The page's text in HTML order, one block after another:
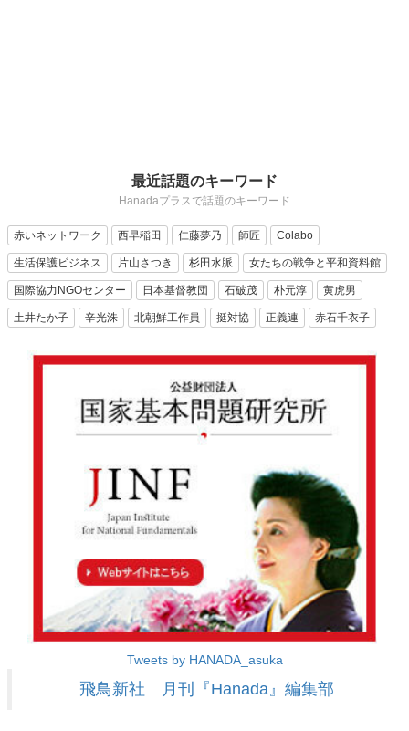
最近話題のキーワード
Hanadaプラスで話題のキーワード
赤いネットワーク 西早稲田 仁藤夢乃 師匠 Colabo
生活保護ビジネス 片山さつき 杉田水脈 女たちの戦争と平和資料館
国際協力NGOセンター 日本基督教団 石破茂 朴元淳 黄虎男
土井たか子 辛光洙 北朝鮮工作員 挺対協 正義連 赤石千衣子
Tweets by HANADA_asuka
飛鳥新社 月刊『Hanada』編集部